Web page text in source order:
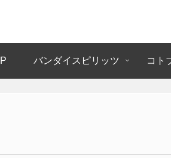
バンダイスピリッツ コト